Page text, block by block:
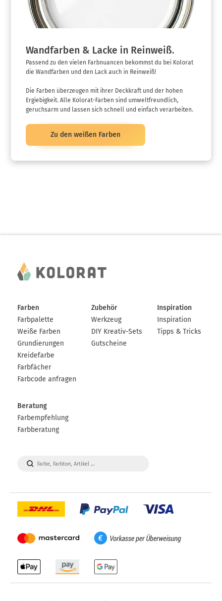
Wandfarben & Lacke in Reinweiß.
Passend zu den vielen Farbnuancen bekommst du bei Kolorat
die Wandfarben und den Lack auch in Reinweiß!
Die Farben überzeugen mit ihrer Deckkraft und der hohen
Ergiebigkeit. Alle Kolorat-Farben sind umweltfreundlich,
geruchsarm und lassen sich schnell und einfach verarbeiten.
Zu den weißen Farben
Farben
Farbpalette
Weiße Farben
Grundierungen
Kreidefarbe
Farbfächer
Farbcode anfragen
Zubehör
Werkzeug
DIY Kreativ-Sets
Gutscheine
Inspiration
Inspiration
Tipps & Tricks
Beratung
Farbempfehlung
Farbberatung
Pay
Pay
Pay